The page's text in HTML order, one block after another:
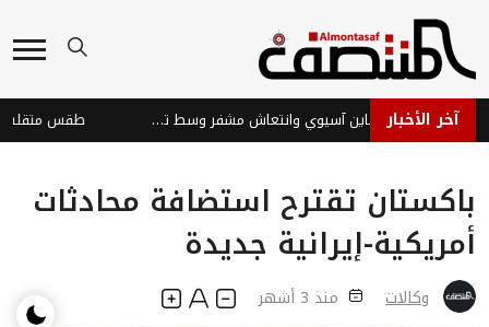
آخر الأخبار الأسواق العالمية: تباين آسيوي وانتعاش مشفر وسط تحديات
باكستان تقترح استضافة محادثات
أمريكية-إيرانية جديدة
وكالات منذ 3 أشهر